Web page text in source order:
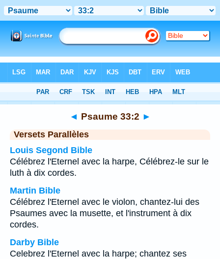
Chapitre 33> Verset 2
◄ Psaume 33:2 ►
Versets Parallèles
Louis Segond Bible
Célébrez l'Eternel avec la harpe, Célébrez-le sur le
luth à dix cordes.
Martin Bible
Célébrez l'Eternel avec le violon, chantez-lui des
Psaumes avec la musette, et l'instrument à dix
cordes.
Darby Bible
Celebrez l'Eternel avec la harpe; chantez ses